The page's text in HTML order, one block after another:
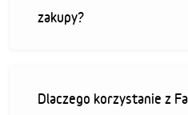
zakupy?
Dlaczego korzystanie z